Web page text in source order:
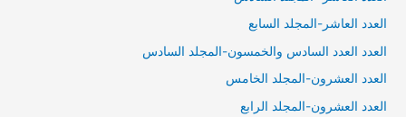
العدد العاشر-المجلد السابع
العدد العدد السادس والخمسون-المجلد السادس
العدد العشرون-المجلد الخامس
العدد العشرون-المجلد الرابع